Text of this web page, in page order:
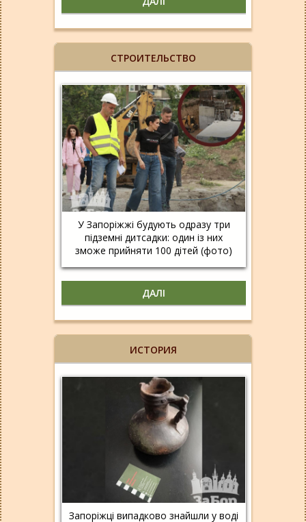
СТРОИТЕЛЬСТВО
У Запоріжжі будують одразу три
підземні дитсадки: один із них
зможе прийняти 100 дітей (фото)
ДАЛІ
ИСТОРИЯ
Запоріжці випадково знайшли у воді